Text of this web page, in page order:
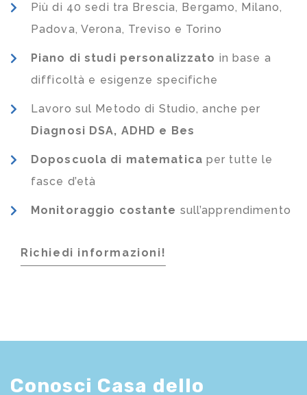
Più di 40 sedi tra Brescia, Bergamo, Milano,
Padova, Verona, Treviso e Torino
Piano di studi personalizzato in base a
difficoltà e esigenze specifiche
Lavoro sul Metodo di Studio, anche per
Diagnosi DSA, ADHD e Bes
Doposcuola di matematica per tutte le
fasce d’età
Monitoraggio costante sull’apprendimento
Richiedi informazioni!
Conosci Casa dello